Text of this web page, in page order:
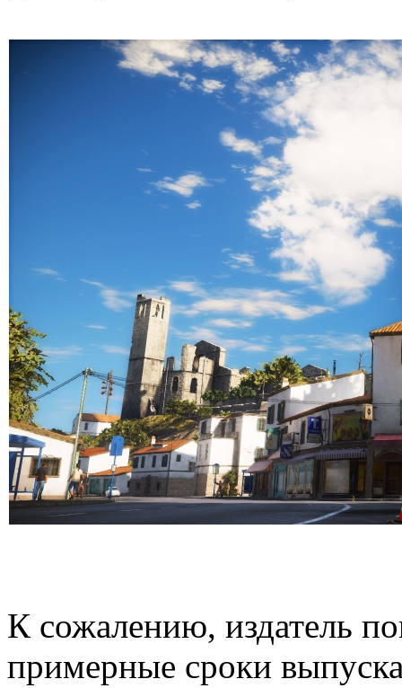
К сожалению, издатель
примерные сроки